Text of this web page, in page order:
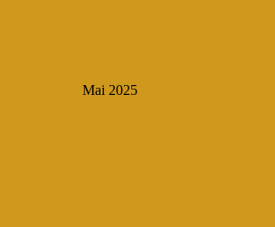
Mai 2025